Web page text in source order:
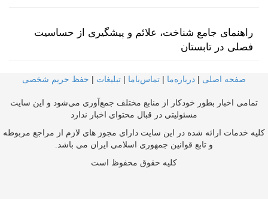
راهنمای جامع شناخت، علائم و پیشگیری از حساسیت
فصلی در تابستان
صفحه اصلی | درباره‌ما | تماس‌با‌ما | تبلیغات | حفظ حریم شخصی
تمامی اخبار بطور خودکار از منابع مختلف جمع‌آوری می‌شود و این سایت
مسئولیتی در قبال محتوای اخبار ندارد
کلیه خدمات ارائه شده در این سایت دارای مجوز های لازم از مراجع مربوطه
و تابع قوانین جمهوری اسلامی ایران می باشد.
کلیه حقوق محفوظ است